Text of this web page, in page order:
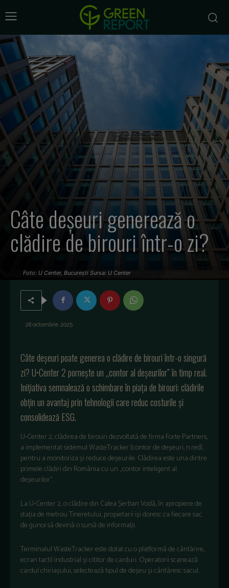
Câte deșeuri generează o
clădire de birouri într-o zi?
Foto: U Center, București Sursa: U Center
28 octombrie 2025
Câte deșeuri poate generea o clădire de birouri într-o singură
zi? U•Center 2 pornește un „contor al deșeurilor” în timp real.
Inițiativa semnalează o schimbare în piața de birouri: clădirile
obțin un avantaj prin tehnologii care reduc costurile și
consolidează ESG.
U•Center 2, clădirea de birouri dezvoltată de firma Forte Partners,
a implementat sistemul WasteTracker [contor de deșeuri, n.redî,
pentru a monitoriza și reduce deșeurile. Clădirea este una dintre
primele clădiri din România cu un „contor inteligent al
deșeurilor”.
La U•Center 2, o clădire din Calea Șerban Vodă, în apropiere de
stația de metrou Tineretului, propietarii iși doresc ca fiecare sac
de gunoi să devină o sursă de informații.
Terminalul WasteTracker este dotat cu o platformă de cântărire,
ecran tactil industrial și cititor de carduri. Operatorii scanează
cardul chiriașului, selectează tipul de deșeu și cântăresc sacul.